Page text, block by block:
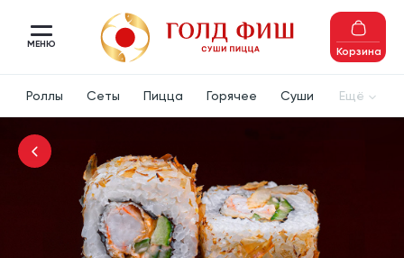
МЕНЮ
Корзина
Роллы Сеты Пицца Горячее Суши Ещё